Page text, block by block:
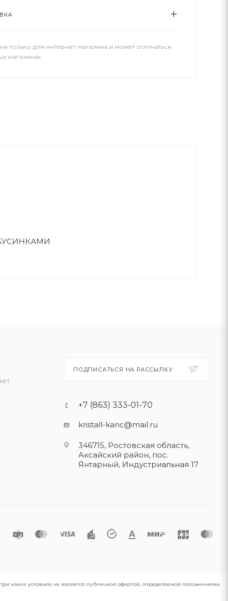
только для интернет-магазина и может отличаться
магазинах
ПОДПИСАТЬСЯ НА РАССЫЛКУ
+7 (863) 333-01-70
kristall-kanc@mail.ru
346715, Ростовская область​,
Аксайский район, пос.
Янтарный, Индустриальная 17
каких условиях не является публичной офертой, определяемой положениями